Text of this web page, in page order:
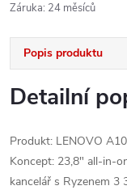
Záruka: 24 měsíců
Popis produktu
Detailní
Produkt: LENOVO
Koncept: 23,8" all-in-
kancelář s Ryzenem 3